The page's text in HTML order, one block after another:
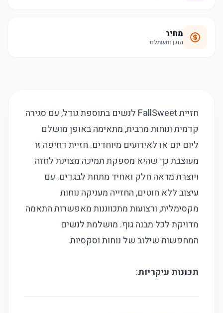
מחיר
הוגן ומשתלם
חזיית FallSweet לנשים בתוספת גודל, עם סגירה
קדמית ונוחות מרבית, מתאימה באופן מושלם
ליום יום או לאירועים מיוחדים. חזיית דחיפה זו
מעוצבת כך שהיא מספקת תמיכה מצוינת לחזה
ויוצרת מראה חלק ואחיד מתחת לבגדים. עם
עיצוב ללא חוטים, החזייה מעניקה נוחות
מקסימלית, ורצועות מתכווננות מאפשרות התאמה
מדויקת לכל מבנה גוף. מושלמת לנשים
המחפשות שילוב של נוחות וסקסיות.
תכונות עיקריות: